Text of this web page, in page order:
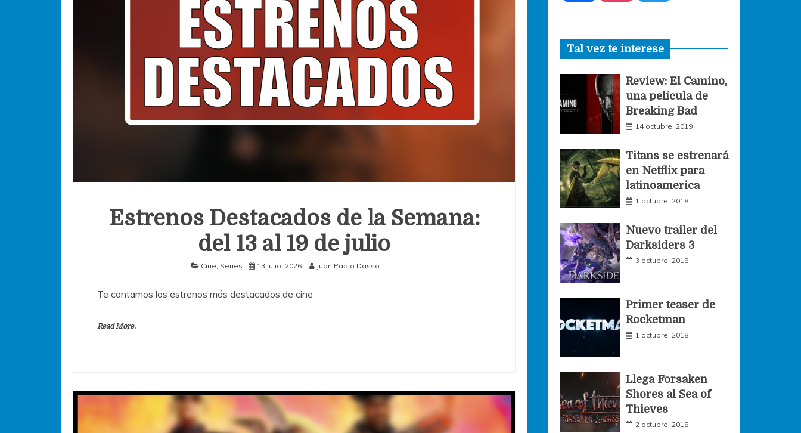
Estrenos Destacados de la Semana:
del 13 al 19 de julio
Cine Series 13 julio, 2026 Juan Pablo Dasso
Te contamos los estrenos más destacados de cine
Read More.
c
e
b
o
o
s
t
a
g
r
m
i
t
t
r
Tal vez te interese
Review: El Camino,
una película de
Breaking Bad
14 octubre, 2019
Titans se estrenará
en Netflix para
latinoamerica
1 octubre, 2018
Nuevo trailer del
Darksiders 3
3 octubre, 2018
Primer teaser de
Rocketman
1 octubre, 2018
Llega Forsaken
Shores al Sea of
Thieves
2 octubre, 2018